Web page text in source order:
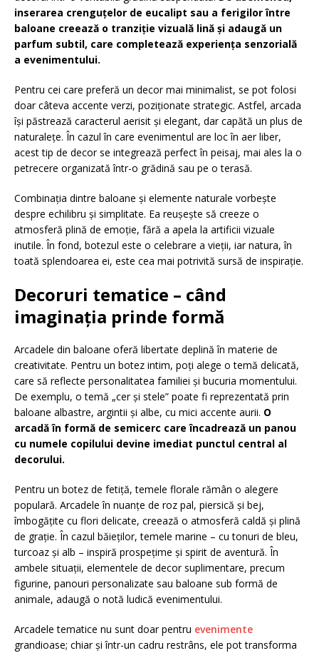
inserarea crenguțelor de eucalipt sau a ferigilor între
baloane creează o tranziție vizuală lină și adaugă un
parfum subtil, care completează experiența senzorială
a evenimentului.
Pentru cei care preferă un decor mai minimalist, se pot folosi
doar câteva accente verzi, poziționate strategic. Astfel, arcada
își păstrează caracterul aerisit și elegant, dar capătă un plus de
naturalețe. În cazul în care evenimentul are loc în aer liber,
acest tip de decor se integrează perfect în peisaj, mai ales la o
petrecere organizată într-o grădină sau pe o terasă.
Combinația dintre baloane și elemente naturale vorbește
despre echilibru și simplitate. Ea reușește să creeze o
atmosferă plină de emoție, fără a apela la artificii vizuale
inutile. În fond, botezul este o celebrare a vieții, iar natura, în
toată splendoarea ei, este cea mai potrivită sursă de inspirație.
Decoruri tematice – când
imaginația prinde formă
Arcadele din baloane oferă libertate deplină în materie de
creativitate. Pentru un botez intim, poți alege o temă delicată,
care să reflecte personalitatea familiei și bucuria momentului.
De exemplu, o temă „cer și stele” poate fi reprezentată prin
baloane albastre, argintii și albe, cu mici accente aurii. O
arcadă în formă de semicerc care încadrează un panou
cu numele copilului devine imediat punctul central al
decorului.
Pentru un botez de fetiță, temele florale rămân o alegere
populară. Arcadele în nuanțe de roz pal, piersică și bej,
îmbogățite cu flori delicate, creează o atmosferă caldă și plină
de grație. În cazul băieților, temele marine – cu tonuri de bleu,
turcoaz și alb – inspiră prospețime și spirit de aventură. În
ambele situații, elementele de decor suplimentare, precum
figurine, panouri personalizate sau baloane sub formă de
animale, adaugă o notă ludică evenimentului.
Arcadele tematice nu sunt doar pentru evenimente
grandioase; chiar și într-un cadru restrâns, ele pot transforma